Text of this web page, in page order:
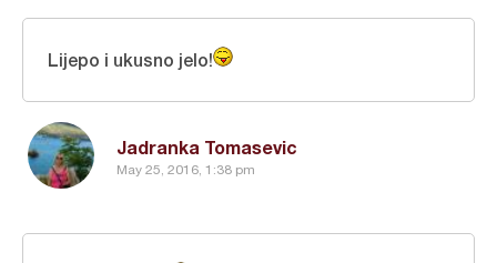
Jadranka Tomasevic
May 25, 2016, 1:38 pm
Lijepo i ukusno jelo!